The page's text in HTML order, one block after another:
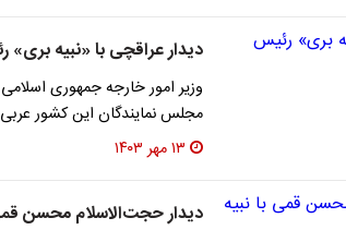
دیدار عراقچی با «نبیه
وزیر امور خارجه جمهوری
مجلس نمایندگان این کشور
۱۳ مهر ۱۴۰۳
دیدار حجت‌الاسلام محسن